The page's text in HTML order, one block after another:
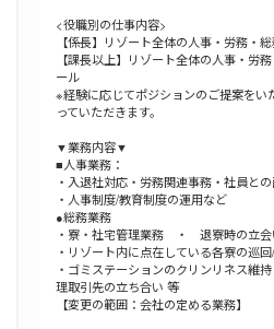
<役職別の仕事内容>
【係長】リゾート全体の人事・労務・
【課長以上】リゾート全体の人事・労
ール
※経験に応じてポジションのご提案をい
っていただきます。
▼業務内容▼
■人事業務：
・入退社対応・労務関連事務・社員と
・人事制度/教育制度の運用など
●総務業務
・寮・社宅管理業務 ・ 退寮時の立会
・リゾート内に点在している各寮の巡
・ゴミステーションのクリンリネス
理取引先の立ち合い 等
【変更の範囲：会社の定める業務】